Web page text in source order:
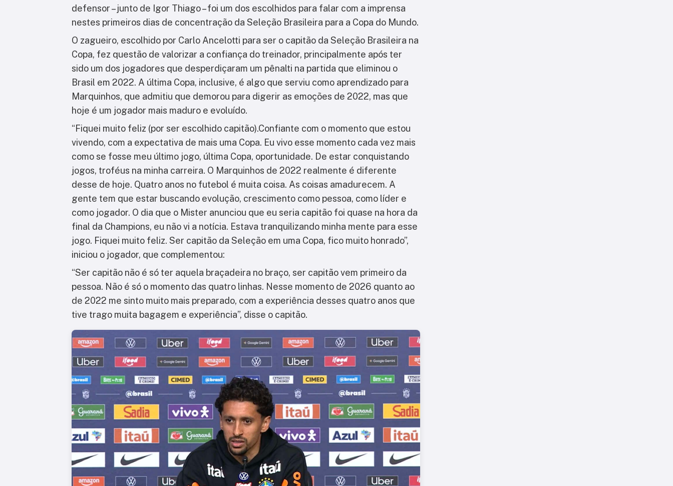
defensor – junto de Igor Thiago – foi um dos escolhidos para falar com a imprensa
nestes primeiros dias de concentração da Seleção Brasileira para a Copa do Mundo.
O zagueiro, escolhido por Carlo Ancelotti para ser o capitão da Seleção Brasileira na
Copa, fez questão de valorizar a confiança do treinador, principalmente após ter
sido um dos jogadores que desperdiçaram um pênalti na partida que eliminou o
Brasil em 2022. A última Copa, inclusive, é algo que serviu como aprendizado para
Marquinhos, que admitiu que demorou para digerir as emoções de 2022, mas que
hoje é um jogador mais maduro e evoluído.
“Fiquei muito feliz (por ser escolhido capitão).Confiante com o momento que estou
vivendo, com a expectativa de mais uma Copa. Eu vivo esse momento cada vez mais
como se fosse meu último jogo, última Copa, oportunidade. De estar conquistando
jogos, troféus na minha carreira. O Marquinhos de 2022 realmente é diferente
desse de hoje. Quatro anos no futebol é muita coisa. As coisas amadurecem. A
gente tem que estar buscando evolução, crescimento como pessoa, como líder e
como jogador. O dia que o Mister anunciou que eu seria capitão foi quase na hora da
final da Champions, eu não vi a notícia. Estava tranquilizando minha mente para esse
jogo. Fiquei muito feliz. Ser capitão da Seleção em uma Copa, fico muito honrado”,
iniciou o jogador, que complementou:
“Ser capitão não é só ter aquela braçadeira no braço, ser capitão vem primeiro da
pessoa. Não é só o momento das quatro linhas. Nesse momento de 2026 quanto ao
de 2022 me sinto muito mais preparado, com a experiência desses quatro anos que
tive trago muita bagagem e experiência”, disse o capitão.